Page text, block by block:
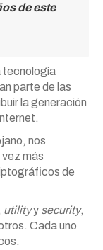
de este
tecnología
parte de las
la generación
nos
más
de
utilityy security,
Cada uno